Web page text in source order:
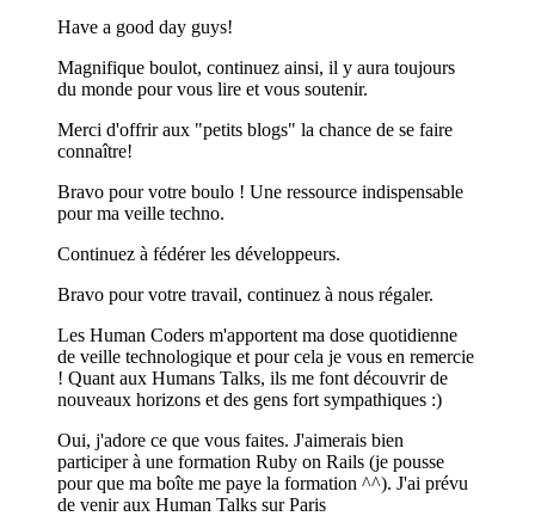
Have a good day guys!
Magnifique boulot, continuez ainsi, il y aura toujours
du monde pour vous lire et vous soutenir.
Merci d'offrir aux "petits blogs" la chance de se faire
connaître!
Bravo pour votre boulo ! Une ressource indispensable
pour ma veille techno.
Continuez à fédérer les développeurs.
Bravo pour votre travail, continuez à nous régaler.
Les Human Coders m'apportent ma dose quotidienne
de veille technologique et pour cela je vous en remercie
! Quant aux Humans Talks, ils me font découvrir de
nouveaux horizons et des gens fort sympathiques :)
Oui, j'adore ce que vous faites. J'aimerais bien
participer à une formation Ruby on Rails (je pousse
pour que ma boîte me paye la formation ^^). J'ai prévu
de venir aux Human Talks sur Paris